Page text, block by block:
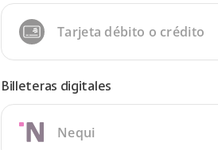
Tarjeta débito o crédito
Billeteras digitales
Nequi